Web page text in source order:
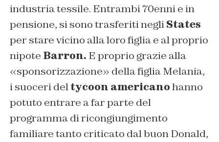
industria tessile. Entrambi 70enni e in
pensione, si sono trasferiti negliStates
per stare vicino alla loro figlia e al proprio
nipote Barron. E proprio grazie alla
«sponsorizzazione» della figlia Melania,
i suoceri deltycoon americanohanno
potuto entrare a far parte del
programma di ricongiungimento
familiare tanto criticato dal buon Donald,